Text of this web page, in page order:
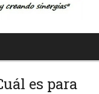
es para